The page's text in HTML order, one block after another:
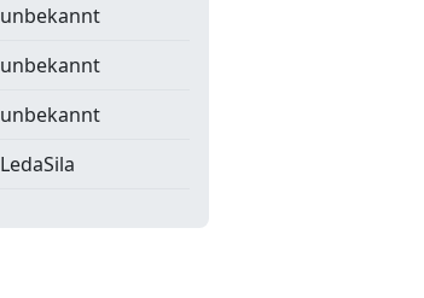
unbekannt
unbekannt
unbekannt
LedaSila